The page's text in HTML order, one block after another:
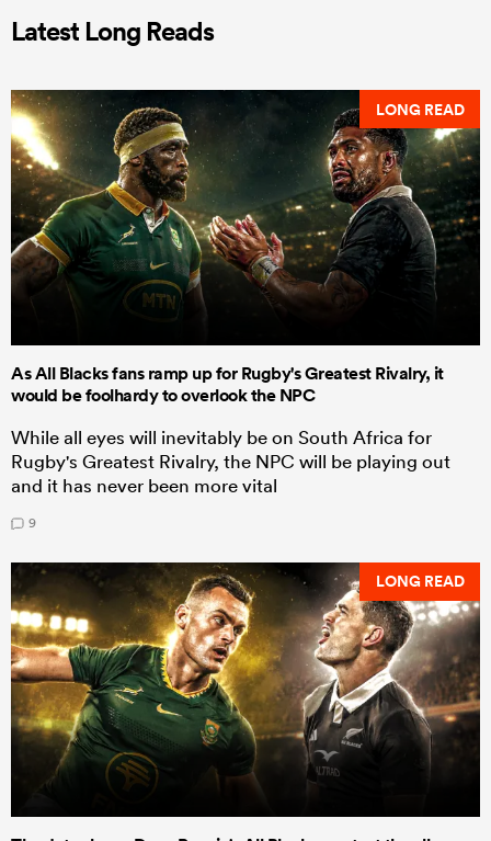
Latest Long Reads
LONG READ
As All Blacks fans ramp up for Rugby's Greatest Rivalry, it
would be foolhardy to overlook the NPC
While all eyes will inevitably be on South Africa for
Rugby's Greatest Rivalry, the NPC will be playing out
and it has never been more vital
9
LONG READ